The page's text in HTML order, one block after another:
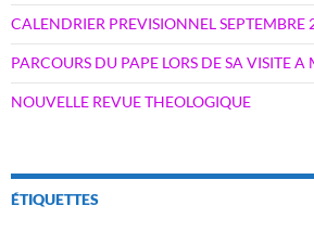
CALENDRIER PREVISIONNEL
PARCOURS DU PAPE LORS DE SA VISITE A
NOUVELLE REVUE THEOLOGIQUE
ÉTIQUETTES